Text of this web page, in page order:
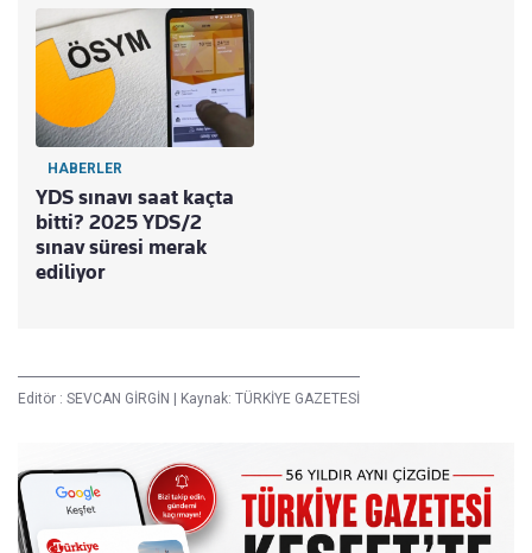
HABERLER
YDS sınavı saat kaçta
bitti? 2025 YDS/2
sınav süresi merak
ediliyor
Editör : SEVCAN GİRGİN Kaynak: TÜRKİYE GAZETESİ